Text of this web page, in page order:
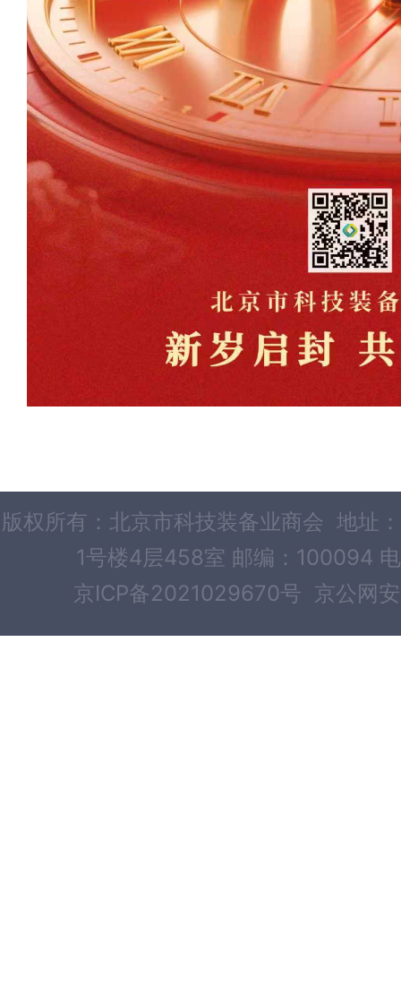
版权所有：北京市科技装备业商会 地址
1号楼4层458室 邮编：100094
京ICP备2021029670号 京公网